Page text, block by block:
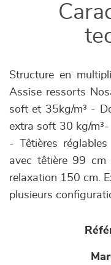
Structure en
Assise ressorts
soft et 35kg/m³ -
extra soft 30 kg/
- Têtières
avec têtière 99 cm
relaxation 150 cm.
plusieurs